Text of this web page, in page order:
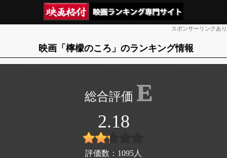
スポンサーリンクあり
映画「檸檬のころ」のランキング情報
E
2.18
評価数： 1095 人